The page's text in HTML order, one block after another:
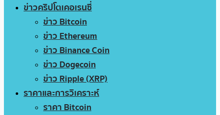
ข่าวคริปโตเคอเรนซี่
ข่าว Bitcoin
ข่าว Ethereum
ข่าว Binance Coin
ข่าว Dogecoin
ข่าว Ripple (XRP)
ราคาและการวิเคราะห์
ราคา Bitcoin